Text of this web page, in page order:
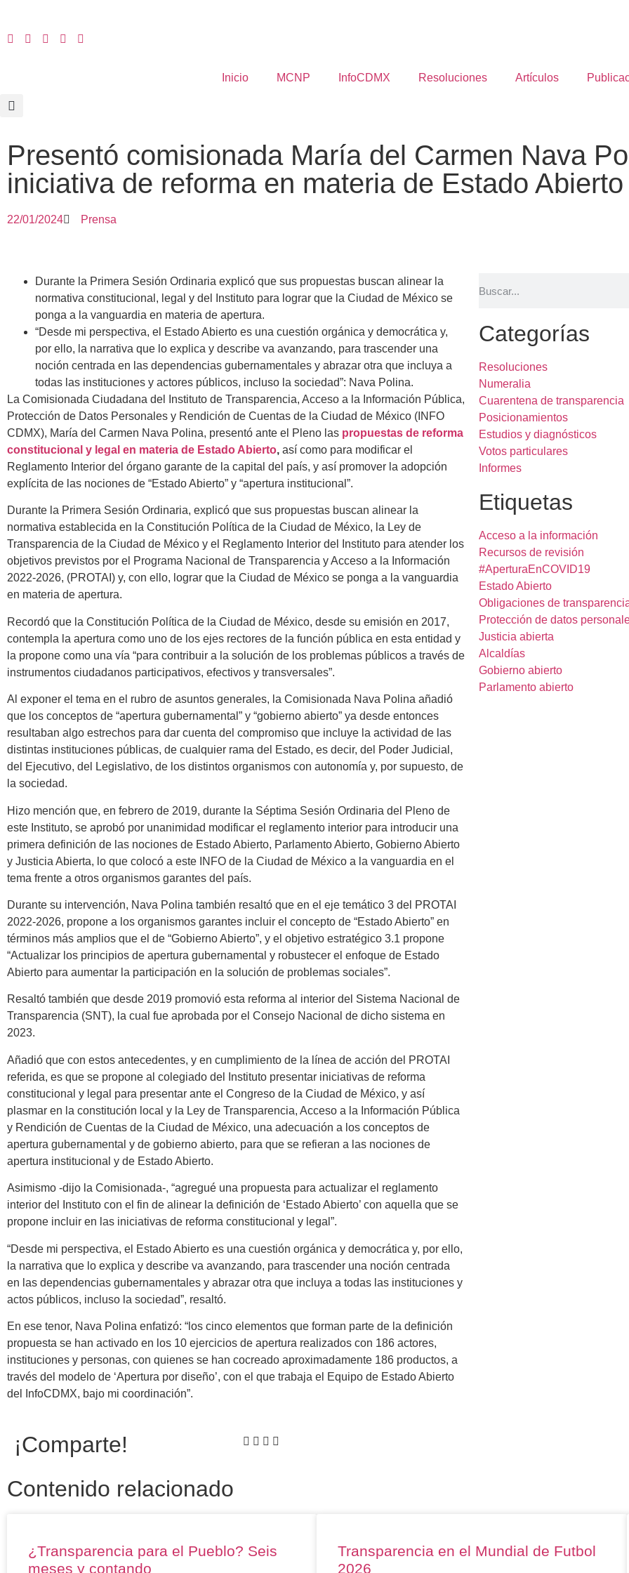
Inicio MCNP InfoCDMX Resoluciones Artículos
Presentó comisionada María del Carmen Nava
iniciativa de reforma en materia de Estado Abierto
22/01/2024 Prensa
Durante la Primera Sesión Ordinaria explicó que sus propuestas buscan alinear la
normativa constitucional, legal y del Instituto para lograr que la Ciudad de México se
ponga a la vanguardia en materia de apertura.
“Desde mi perspectiva, el Estado Abierto es una cuestión orgánica y democrática y,
por ello, la narrativa que lo explica y describe va avanzando, para trascender una
noción centrada en las dependencias gubernamentales y abrazar otra que incluya a
todas las instituciones y actores públicos, incluso la sociedad”: Nava Polina.
La Comisionada Ciudadana del Instituto de Transparencia, Acceso a la Información Pública,
Protección de Datos Personales y Rendición de Cuentas de la Ciudad de México (INFO
CDMX), María del Carmen Nava Polina, presentó ante el Pleno las propuestas de reforma
constitucional y legal en materia de Estado Abierto, así como para modificar el
Reglamento Interior del órgano garante de la capital del país, y así promover la adopción
explícita de las nociones de “Estado Abierto” y “apertura institucional”.
Durante la Primera Sesión Ordinaria, explicó que sus propuestas buscan alinear la
normativa establecida en la Constitución Política de la Ciudad de México, la Ley de
Transparencia de la Ciudad de México y el Reglamento Interior del Instituto para atender los
objetivos previstos por el Programa Nacional de Transparencia y Acceso a la Información
2022-2026, (PROTAI) y, con ello, lograr que la Ciudad de México se ponga a la vanguardia
en materia de apertura.
Recordó que la Constitución Política de la Ciudad de México, desde su emisión en 2017,
contempla la apertura como uno de los ejes rectores de la función pública en esta entidad y
la propone como una vía “para contribuir a la solución de los problemas públicos a través de
instrumentos ciudadanos participativos, efectivos y transversales”.
Al exponer el tema en el rubro de asuntos generales, la Comisionada Nava Polina añadió
que los conceptos de “apertura gubernamental” y “gobierno abierto” ya desde entonces
resultaban algo estrechos para dar cuenta del compromiso que incluye la actividad de las
distintas instituciones públicas, de cualquier rama del Estado, es decir, del Poder Judicial,
del Ejecutivo, del Legislativo, de los distintos organismos con autonomía y, por supuesto, de
la sociedad.
Hizo mención que, en febrero de 2019, durante la Séptima Sesión Ordinaria del Pleno de
este Instituto, se aprobó por unanimidad modificar el reglamento interior para introducir una
primera definición de las nociones de Estado Abierto, Parlamento Abierto, Gobierno Abierto
y Justicia Abierta, lo que colocó a este INFO de la Ciudad de México a la vanguardia en el
tema frente a otros organismos garantes del país.
Durante su intervención, Nava Polina también resaltó que en el eje temático 3 del PROTAI
2022-2026, propone a los organismos garantes incluir el concepto de “Estado Abierto” en
términos más amplios que el de “Gobierno Abierto”, y el objetivo estratégico 3.1 propone
“Actualizar los principios de apertura gubernamental y robustecer el enfoque de Estado
Abierto para aumentar la participación en la solución de problemas sociales”.
Resaltó también que desde 2019 promovió esta reforma al interior del Sistema Nacional de
Transparencia (SNT), la cual fue aprobada por el Consejo Nacional de dicho sistema en
2023.
Añadió que con estos antecedentes, y en cumplimiento de la línea de acción del PROTAI
referida, es que se propone al colegiado del Instituto presentar iniciativas de reforma
constitucional y legal para presentar ante el Congreso de la Ciudad de México, y así
plasmar en la constitución local y la Ley de Transparencia, Acceso a la Información Pública
y Rendición de Cuentas de la Ciudad de México, una adecuación a los conceptos de
apertura gubernamental y de gobierno abierto, para que se refieran a las nociones de
apertura institucional y de Estado Abierto.
Asimismo -dijo la Comisionada-, “agregué una propuesta para actualizar el reglamento
interior del Instituto con el fin de alinear la definición de ‘Estado Abierto’ con aquella que se
propone incluir en las iniciativas de reforma constitucional y legal”.
“Desde mi perspectiva, el Estado Abierto es una cuestión orgánica y democrática y, por ello,
la narrativa que lo explica y describe va avanzando, para trascender una noción centrada
en las dependencias gubernamentales y abrazar otra que incluya a todas las instituciones y
actos públicos, incluso la sociedad”, resaltó.
En ese tenor, Nava Polina enfatizó: “los cinco elementos que forman parte de la definición
propuesta se han activado en los 10 ejercicios de apertura realizados con 186 actores,
instituciones y personas, con quienes se han cocreado aproximadamente 186 productos, a
través del modelo de ‘Apertura por diseño’, con el que trabaja el Equipo de Estado Abierto
del InfoCDMX, bajo mi coordinación”.
¡Comparte!
Categorías
Resoluciones
Numeralia
Cuarentena de transparencia
Posicionamientos
Estudios y diagnósticos
Votos particulares
Informes
Etiquetas
Acceso a la información
Recursos de revisión
#AperturaEnCOVID19
Estado Abierto
Obligaciones de
Protección de datos
Justicia abierta
Alcaldías
Gobierno abierto
Parlamento abierto
Contenido relacionado
¿Transparencia para el Pueblo? Seis
meses y contando
Transparencia en el Mundial de Futbol
2026